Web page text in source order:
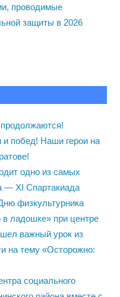
проводимые
защиты в 2026
и побед! Наши герои на
одно из самых
— XI Спартакиада
физкультурника
в ладошке» при центре
важный урок из
на тему «Осторожно:
социального